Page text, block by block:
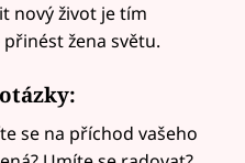
nový život je tím
žena světu.
se na příchod vašeho